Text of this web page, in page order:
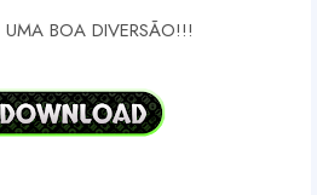
BOA DIVERSÃO!!!